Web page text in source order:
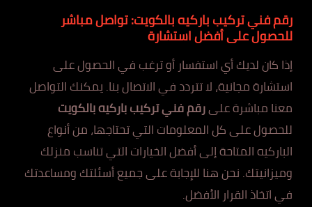
رقم فني تركيب باركيه بالكويت: تواصل مباشر
للحصول على أفضل استشارة
إذا كان لديك أي استفسار أو ترغب في الحصول على
استشارة مجانية، لا تتردد في الاتصال بنا. يمكنك التواصل
معنا مباشرة علىرقم فني تركيب باركيه بالكويت
للحصول على كل المعلومات التي تحتاجها، من أنواع
الباركيه المتاحة إلى أفضل الخيارات التي تناسب منزلك
وميزانيتك. نحن هنا للإجابة على جميع أسئلتك ومساعدتك
في اتخاذ القرار الأفضل.